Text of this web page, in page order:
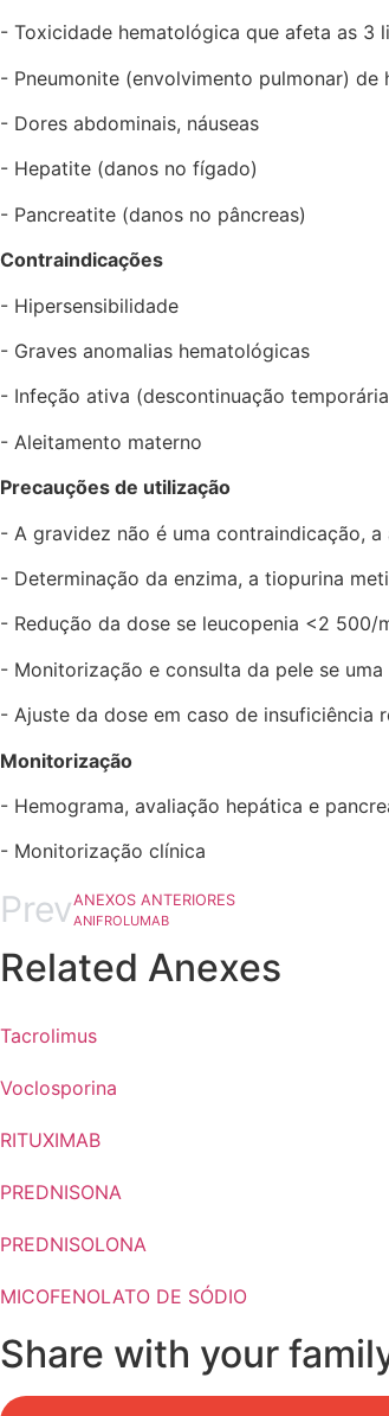
- Toxicidade hematológica que afeta as 3
- Pneumonite (envolvimento pulmonar)
- Dores abdominais, náuseas
- Hepatite (danos no fígado)
- Pancreatite (danos no pâncreas)
Contraindicações
- Hipersensibilidade
- Graves anomalias hematológicas
- Infeção ativa (descontinuação
- Aleitamento materno
Precauções de utilização
- A gravidez não é uma contraindicação,
- Determinação da enzima, a tiopurina
- Redução da dose se leucopenia <2
- Monitorização e consulta da pele se
- Ajuste da dose em caso de insuficiência
Monitorização
- Hemograma, avaliação hepática e
- Monitorização clínica
PrevANEXOS ANTERIORES
ANIFROLUMAB
Related Anexes
Tacrolimus
Voclosporina
RITUXIMAB
PREDNISONA
PREDNISOLONA
MICOFENOLATO DE SÓDIO
Share with your